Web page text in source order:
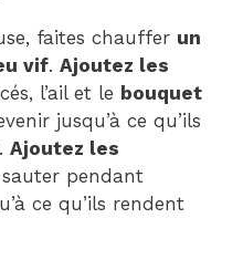
faites chauffer un
vif. Ajoutez les
l’ail et le bouquet
jusqu’à ce qu’ils
Ajoutez les
sauter pendant
ce qu’ils rendent